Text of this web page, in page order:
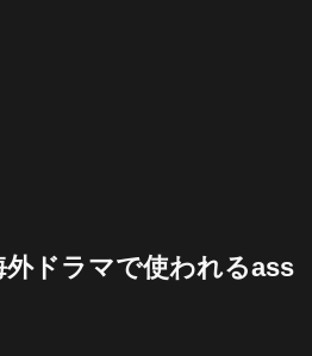
ドラマで使われるass